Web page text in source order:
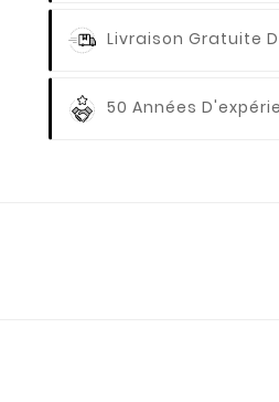
Livraison Gratuite
50 Années